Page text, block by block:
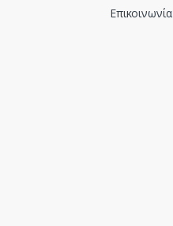
Επικοινωνία